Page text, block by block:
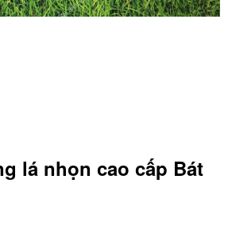
lá nhọn cao cấp Bát